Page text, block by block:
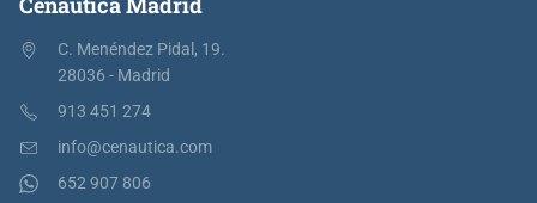
C. Menéndez Pidal, 19.
28036 - Madrid
913 451 274
info@cenautica.com
652 907 806